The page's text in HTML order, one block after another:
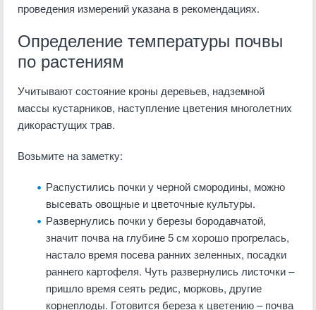
проведения измерений указана в рекомендациях.
Определение температуры почвы
по растениям
Учитывают состояние кроны деревьев, надземной
массы кустарников, наступление цветения многолетних
дикорастущих трав.
Возьмите на заметку:
Распустились почки у черной смородины, можно
высевать овощные и цветочные культуры.
Развернулись почки у березы бородавчатой,
значит почва на глубине 5 см хорошо прогрелась,
настало время посева ранних зеленных, посадки
раннего картофеля. Чуть развернулись листочки –
пришло время сеять редис, морковь, другие
корнеплоды. Готовится береза к цветению – почва